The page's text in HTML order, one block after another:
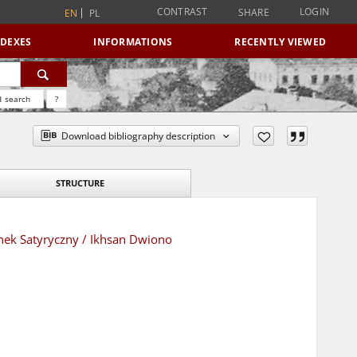
EN PL CONTRAST SHARE LOGIN
INFORMATIONS RECENTLY VIEWED
search ?
Download bibliography description
STRUCTURE
Satyryczny / Ikhsan Dwiono